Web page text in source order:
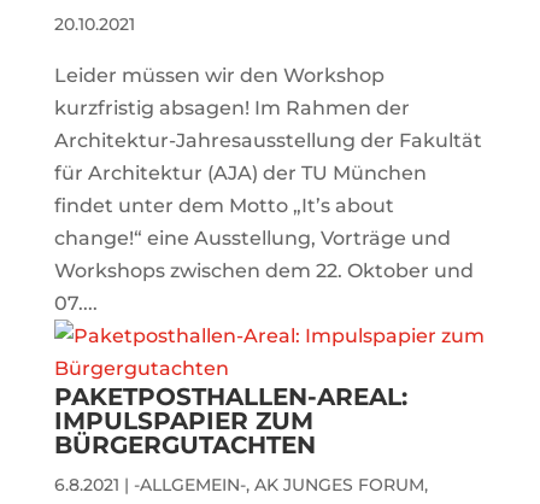
20.10.2021
Leider müssen wir den Workshop
kurzfristig absagen! Im Rahmen der
Architektur-Jahresausstellung der Fakultät
für Architektur (AJA) der TU München
findet unter dem Motto „It’s about
change!“ eine Ausstellung, Vorträge und
Workshops zwischen dem 22. Oktober und
07....
PAKETPOSTHALLEN-AREAL:
IMPULSPAPIER ZUM
BÜRGERGUTACHTEN
6.8.2021 | -ALLGEMEIN-, AK JUNGES FORUM,